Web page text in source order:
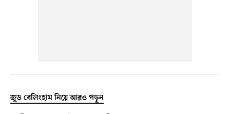
জুড বেলিংহাম নিয়ে আরও পড়ুন